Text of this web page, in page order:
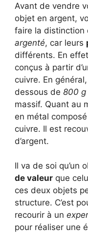
Avant de vendre
objet en argent,
faire la distinction
argenté, car leurs
différents. En
conçus à partir
cuivre. En
dessous de 800 g
massif. Quant au
en métal
cuivre. Il est
d’argent.
Il va de soi qu’un
de valeur que
ces deux objets
structure. C’est
recourir à un
pour réaliser une